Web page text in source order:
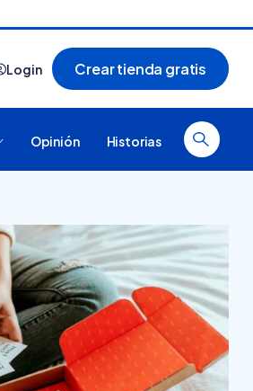
20 tiendas online
Login Crear tienda gratis
Opinión Historias